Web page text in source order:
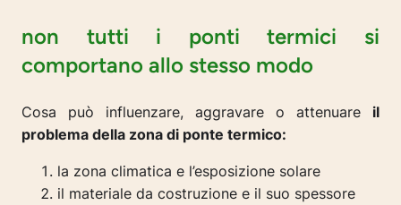
non tutti i ponti termici si
comportano allo stesso modo
Cosa può influenzare, aggravare o attenuare il
problema della zona di ponte termico:
la zona climatica e l’esposizione solare
il materiale da costruzione e il suo spessore